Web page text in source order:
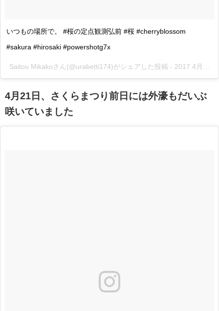
いつもの場所で。 #桜の定点観測弘前 #桜 #cherryblossom
#sakura #hirosaki #powershotg7x
Saitou Mikakoさん(@urabetti174)がシェアした投稿 - 2017 4月 18 2:40午前 PDT
4月21日、さくらまつり前日には外濠もだいぶ
咲いていました